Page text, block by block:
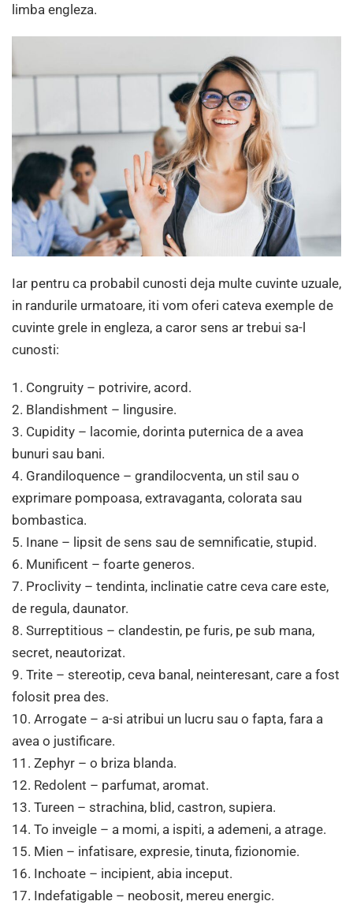
limba engleza.
Iar pentru ca probabil cunosti deja multe cuvinte uzuale,
in randurile urmatoare, iti vom oferi cateva exemple de
cuvinte grele in engleza, a caror sens ar trebui sa-l
cunosti:
1. Congruity – potrivire, acord.
2. Blandishment – lingusire.
3. Cupidity – lacomie, dorinta puternica de a avea
bunuri sau bani.
4. Grandiloquence – grandilocventa, un stil sau o
exprimare pompoasa, extravaganta, colorata sau
bombastica.
5. Inane – lipsit de sens sau de semnificatie, stupid.
6. Munificent – foarte generos.
7. Proclivity – tendinta, inclinatie catre ceva care este,
de regula, daunator.
8. Surreptitious – clandestin, pe furis, pe sub mana,
secret, neautorizat.
9. Trite – stereotip, ceva banal, neinteresant, care a fost
folosit prea des.
10. Arrogate – a-si atribui un lucru sau o fapta, fara a
avea o justificare.
11. Zephyr – o briza blanda.
12. Redolent – parfumat, aromat.
13. Tureen – strachina, blid, castron, supiera.
14. To inveigle – a momi, a ispiti, a ademeni, a atrage.
15. Mien – infatisare, expresie, tinuta, fizionomie.
16. Inchoate – incipient, abia inceput.
17. Indefatigable – neobosit, mereu energic.